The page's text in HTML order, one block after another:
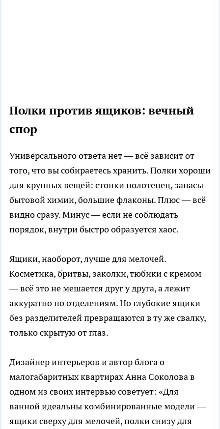
Полки против ящиков: вечный
спор
Универсального ответа нет — всё зависит от
того, что вы собираетесь хранить. Полки хороши
для крупных вещей: стопки полотенец, запасы
бытовой химии, большие флаконы. Плюс — всё
видно сразу. Минус — если не соблюдать
порядок, внутри быстро образуется хаос.
Ящики, наоборот, лучше для мелочей.
Косметика, бритвы, заколки, тюбики с кремом
— всё это не мешается друг у друга, а лежит
аккуратно по отделениям. Но глубокие ящики
без разделителей превращаются в ту же свалку,
только скрытую от глаз.
Дизайнер интерьеров и автор блога о
малогабаритных квартирах Анна Соколова в
одном из своих интервью советует: «Для
ванной идеальны комбинированные модели —
ящики сверху для мелочей, полки снизу для